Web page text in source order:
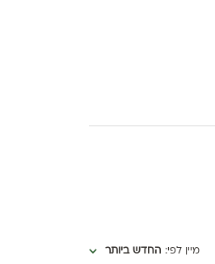
מיין לפי: החדש ביותר